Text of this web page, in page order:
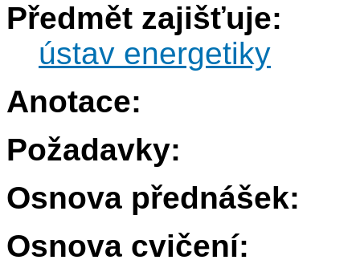
Předmět zajišťuje:
ústav energetiky
Anotace:
Požadavky:
Osnova přednášek:
Osnova cvičení: